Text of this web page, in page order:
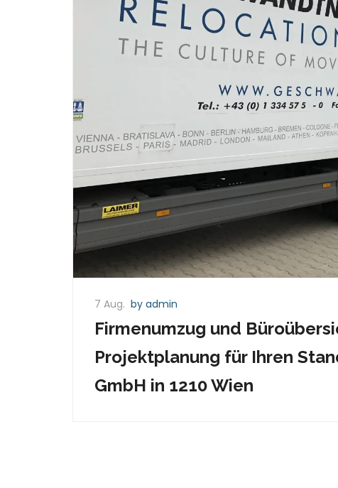
7 Aug. by admin
Firmenumzug und
Projektplanung für Ihren
GmbH in 1210 Wien